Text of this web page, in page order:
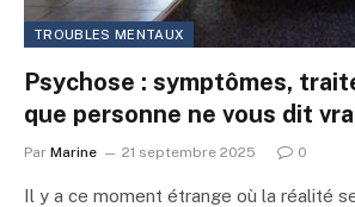
TROUBLES MENTAUX
Psychose : symptômes,
que personne ne vous dit
Par Marine 21 septembre 2025 0
Il y a ce moment étrange où la réalité